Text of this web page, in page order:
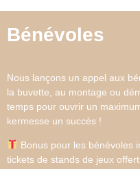
Bénévoles
Nous lançons un appel aux
la buvette, au montage ou
temps pour ouvrir un
kermesse un succès !
Bonus pour les bénévoles
tickets de stands de jeux